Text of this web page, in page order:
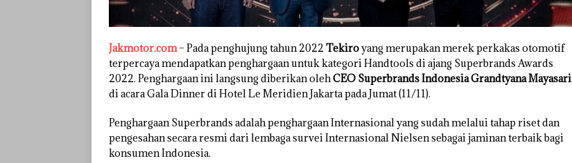
Jakmotor.com– Pada penghujung tahun 2022 Tekiroyang merupakan merek perkakas otomotif
terpercaya mendapatkan penghargaan untuk kategori Handtools di ajang Superbrands Awards
2022. Penghargaan ini langsung diberikan olehCEO Superbrands Indonesia Grandtyana Mayasari
di acara Gala Dinner di Hotel Le Meridien Jakarta pada Jumat (11/11).
Penghargaan Superbrands adalah penghargaan Internasional yang sudah melalui tahap riset dan
pengesahan secara resmi dari lembaga survei Internasional Nielsen sebagai jaminan terbaik bagi
konsumen Indonesia.